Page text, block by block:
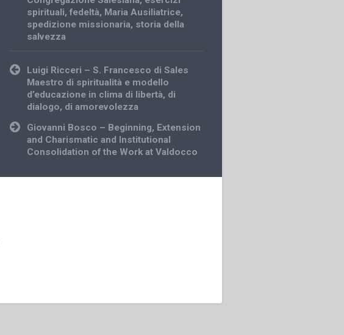
spirituali,fedeltà, Maria Ausiliatrice,
spedizione missionaria, storia della
salvezza
Post
navigation
Luigi Ricceri – S. Francesco di Sales
Maestro di spiritualità e modello
d’educazione in clima di libertà, di
dialogo, di amorevolezza
Giovanni Bosco – Beginning, Extension
and Charismatic and Institutional
Consolidation of the Work at Valdocco